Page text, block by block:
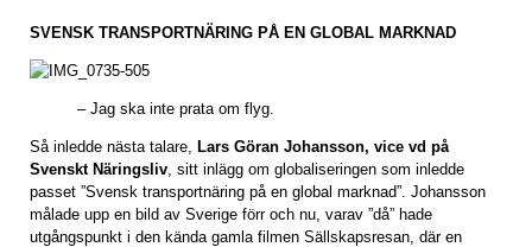
SVENSK TRANSPORTNÄRING PÅ EN GLOBAL MARKNAD
– Jag ska inte prata om flyg.
Så inledde nästa talare, Lars Göran Johansson, vice vd på
Svenskt Näringsliv, sitt inlägg om globaliseringen som inledde
passet ”Svensk transportnäring på en global marknad”. Johansson
målade upp en bild av Sverige förr och nu, varav ”då” hade
utgångspunkt i den kända gamla filmen Sällskapsresan, där en